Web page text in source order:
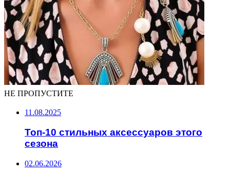
НЕ ПРОПУСТИТЕ
11.08.2025
Топ-10 стильных аксессуаров этого
сезона
02.06.2026